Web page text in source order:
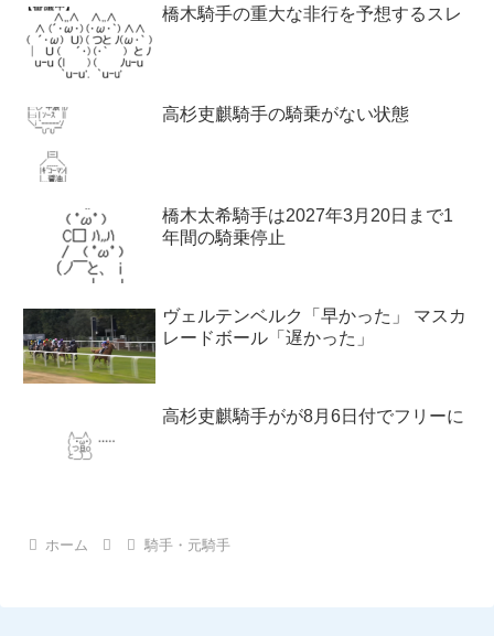
橋木騎手の重大な非行を予想するスレ
高杉吏麒騎手の騎乗がない状態
橋木太希騎手は2027年3月20日まで1
年間の騎乗停止
ヴェルテンベルク「早かった」 マスカ
レードボール「遅かった」
高杉吏麒騎手がが8月6日付でフリーに
ホーム 騎手・元騎手